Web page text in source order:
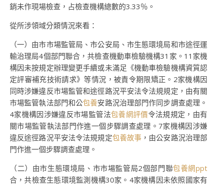
銷未作現場檢查，占檢查機構總數的3.33％。
從所涉領域分類情況來看：
（一）由市市場監管局、市公安局、市生態環境局和市途徑運
輸治理局4個部門聯合，共檢查機動車檢驗機構31家。11家機
構因未按規定辦理變更手續或未滿足《機動車檢驗機構資質認
定評審補充技術請求》等情況，被責令期限矯正。2家機構因
同時涉嫌違反市場監管和途徑路況平安法令法規規定，由有關
市場監管執法部門和公包養安路況治理部門作同步調查處理。
4家機構因涉嫌違反市場監管法包養網評價令法規規定，由有
關市場監管執法部門作進一個步驟調查處理。7家機構因涉嫌
違反途徑路況平安法令法規規定包養故事 ，由公安路況治理部
門作進一個步驟調查處理。
（二）由市生態環境局、市市場監管局2個部門聯包養網ppt
合，共檢查生態環境監測機構30家。4家機構因未依照國家有